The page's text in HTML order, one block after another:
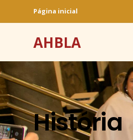
Página inicial
AHBLA
História